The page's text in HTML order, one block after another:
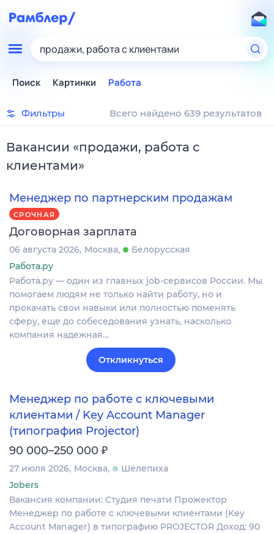
продажи, работа с клиентами
Поиск Картинки Работа
Фильтры Всего найдено 639 результатов
Вакансии «продажи, работа с
клиентами»
Менеджер по партнерским продажам
СРОЧНАЯ
Договорная зарплата
06 августа 2026 Москва
Белорусская
Работа.ру
Работа.ру — один из главных job-сервисов России. Мы
помогаем людям не только найти работу, но и
прокачать свои навыки или полностью поменять
сферу, еще до собеседования узнать, насколько
компания надежная…
Откликнуться
Менеджер по работе с ключевыми
клиентами / Key Account Manager
(типография Projector)
90 000–250 000 ₽
27 июля 2026 Москва
Шелепиха
Jobers
Вакансия компании: Студия печати Прожектор
Менеджер по работе с ключевыми клиентами (Key
Account Manager) в типографию PROJECTOR Доход: 90